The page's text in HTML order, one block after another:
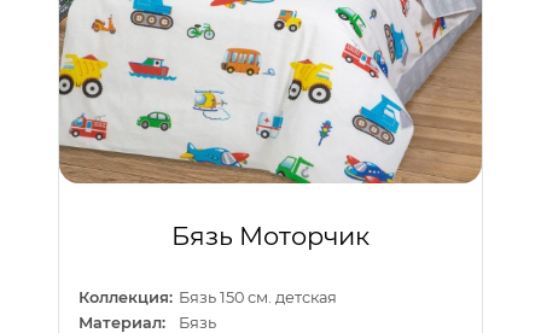
Бязь Моторчик
Коллекция: Бязь 150 см. детская
Материал:
Бязь